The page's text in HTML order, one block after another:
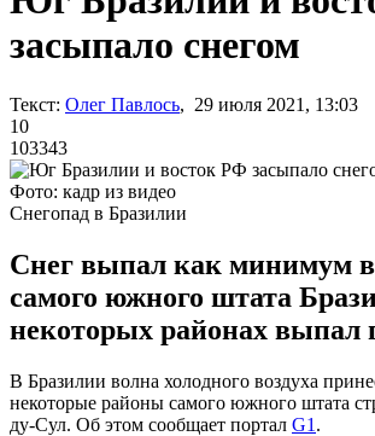
засыпало снегом
Текст: Олег Павлось, 29 июля 2021, 13:03
10
103343
Фото: кадр из видео
Снегопад в Бразилии
Снег выпал как минимум в
самого южного штата
некоторых районах выпал
В Бразилии волна холодного воздуха
некоторые районы самого южного штата
ду-Сул. Об этом сообщает портал G1 .